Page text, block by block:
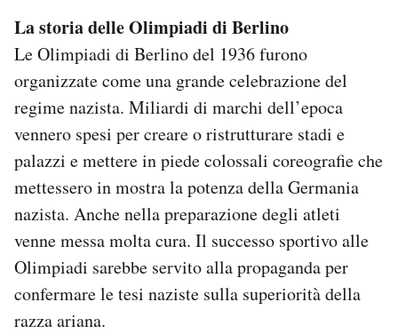
La storia delle Olimpiadi di Berlino
Le Olimpiadi di Berlino del 1936 furono
organizzate come una grande celebrazione del
regime nazista. Miliardi di marchi dell’epoca
vennero spesi per creare o ristrutturare stadi e
palazzi e mettere in piede colossali coreografie che
mettessero in mostra la potenza della Germania
nazista. Anche nella preparazione degli atleti
venne messa molta cura. Il successo sportivo alle
Olimpiadi sarebbe servito alla propaganda per
confermare le tesi naziste sulla superiorità della
razza ariana.